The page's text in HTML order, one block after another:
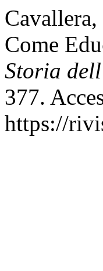
Come
Storia
377.
https://